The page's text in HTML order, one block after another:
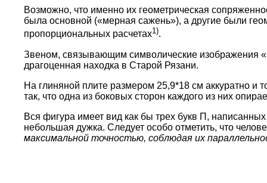
Возможно, что именно их геометрическая
была основной («мерная сажень»), а другие были
пропорциональных расчетах1).
Звеном, связывающим символические изображения
драгоценная находка в Старой Рязани.
На глиняной плите размером 25,9*18 см аккуратно и
так, что одна из боковых сторон каждого из них
Вся фигура имеет вид как бы трех букв П,
небольшая дужка. Следует особо отметить, что
максимальной точностью, соблюдая их